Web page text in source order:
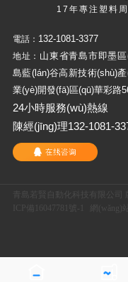
17年專注塑料
電話： 132-1081-3377
地址： 山東省青島市即墨
島藍(lán)谷高新技術(shù)
業(yè)開發(fā)區(qū)華彩路
24小時服務(wù)熱線
陳經(jīng)理132-1081-
青島若賢自動化科技有限公
ICP備16047781號-1
網(wǎng)